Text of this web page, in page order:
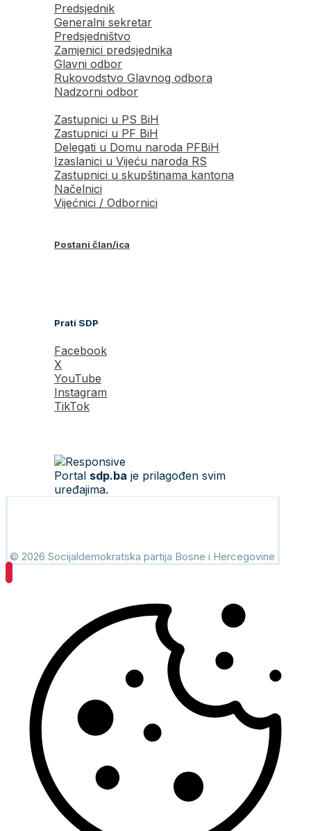
Predsjednik
Generalni sekretar
Predsjedništvo
Zamjenici predsjednika
Glavni odbor
Rukovodstvo Glavnog odbora
Nadzorni odbor
Zastupnici u PS BiH
Zastupnici u PF BiH
Delegati u Domu naroda PFBiH
Izaslanici u Vijeću naroda RS
Zastupnici u skupštinama kantona
Načelnici
Vijećnici / Odbornici
Postani član/ica
Prati SDP
Facebook
X
YouTube
Instagram
TikTok
Portal sdp.ba je prilagođen svim
uređajima.
© 2026 Socijaldemokratska partija Bosne i Hercegovine